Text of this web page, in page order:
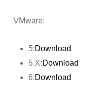
VMware:
5:Download
5.X:Download
6:Download